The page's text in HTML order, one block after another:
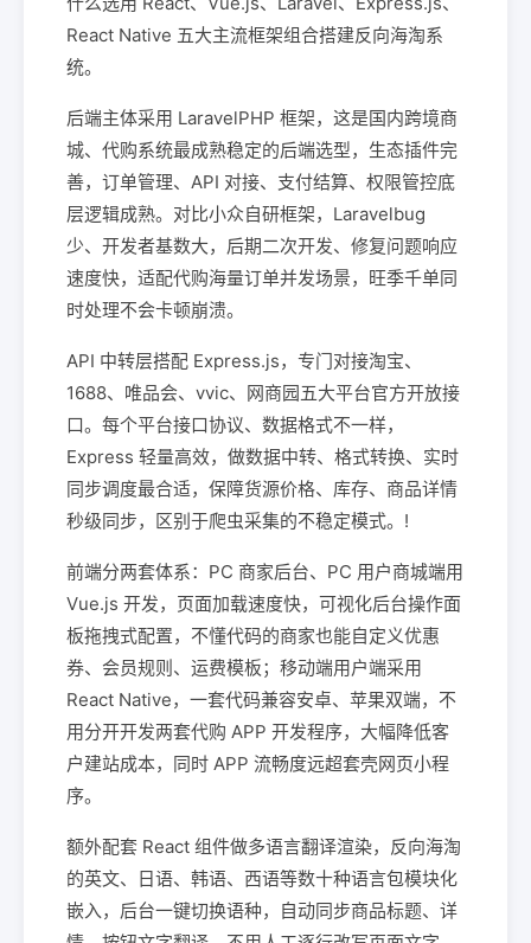
React Native 五大主流框架组合搭建反向海淘系
统。
后端主体采用 LaravelPHP 框架，这是国内跨境商
城、代购系统最成熟稳定的后端选型，生态插件完
善，订单管理、API 对接、支付结算、权限管控底
层逻辑成熟。对比小众自研框架，Laravelbug
少、开发者基数大，后期二次开发、修复问题响应
速度快，适配代购海量订单并发场景，旺季千单同
时处理不会卡顿崩溃。
API 中转层搭配 Express.js，专门对接淘宝、
1688、唯品会、vvic、网商园五大平台官方开放接
口。每个平台接口协议、数据格式不一样，
Express 轻量高效，做数据中转、格式转换、实时
同步调度最合适，保障货源价格、库存、商品详情
秒级同步，区别于爬虫采集的不稳定模式。!
前端分两套体系：PC 商家后台、PC 用户商城端用
Vue.js 开发，页面加载速度快，可视化后台操作面
板拖拽式配置，不懂代码的商家也能自定义优惠
券、会员规则、运费模板；移动端用户端采用
React Native，一套代码兼容安卓、苹果双端，不
用分开开发两套代购 APP 开发程序，大幅降低客
户建站成本，同时 APP 流畅度远超套壳网页小程
序。
额外配套 React 组件做多语言翻译渲染，反向海淘
的英文、日语、韩语、西语等数十种语言包模块化
嵌入，后台一键切换语种，自动同步商品标题、详